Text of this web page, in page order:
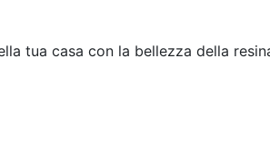
tua casa con la bellezza della